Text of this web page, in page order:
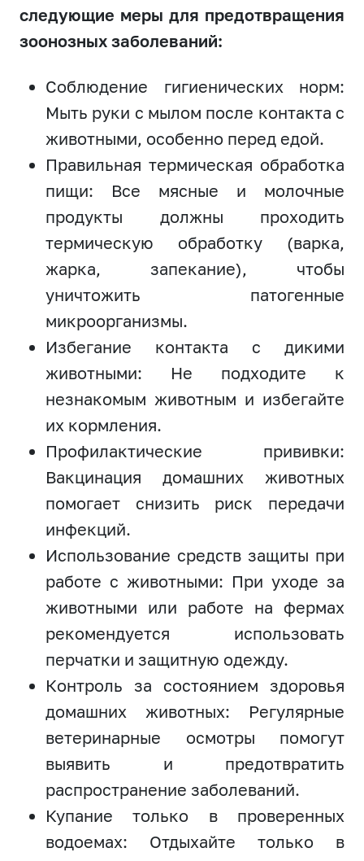
следующие меры для предотвращения
зоонозных заболеваний:
Соблюдение гигиенических норм:
Мыть руки с мылом после контакта с
животными, особенно перед едой.
Правильная термическая обработка
пищи: Все мясные и молочные
продукты должны проходить
термическую обработку (варка,
жарка, запекание), чтобы
уничтожить патогенные
микроорганизмы.
Избегание контакта с дикими
животными: Не подходите к
незнакомым животным и избегайте
их кормления.
Профилактические прививки:
Вакцинация домашних животных
помогает снизить риск передачи
инфекций.
Использование средств защиты при
работе с животными: При уходе за
животными или работе на фермах
рекомендуется использовать
перчатки и защитную одежду.
Контроль за состоянием здоровья
домашних животных: Регулярные
ветеринарные осмотры помогут
выявить и предотвратить
распространение заболеваний.
Купание только в проверенных
водоемах: Отдыхайте только в